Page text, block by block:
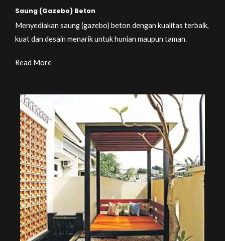
Saung (Gazebo) Beton
Menyediakan saung (gazebo) beton dengan kualitas terbaik,
kuat dan desain menarik untuk hunian maupun taman.
Read More